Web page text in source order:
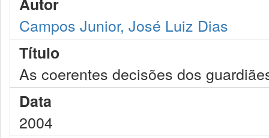
Campos Junior, José Luiz Dias
Título
As coerentes decisões dos
Data
2004